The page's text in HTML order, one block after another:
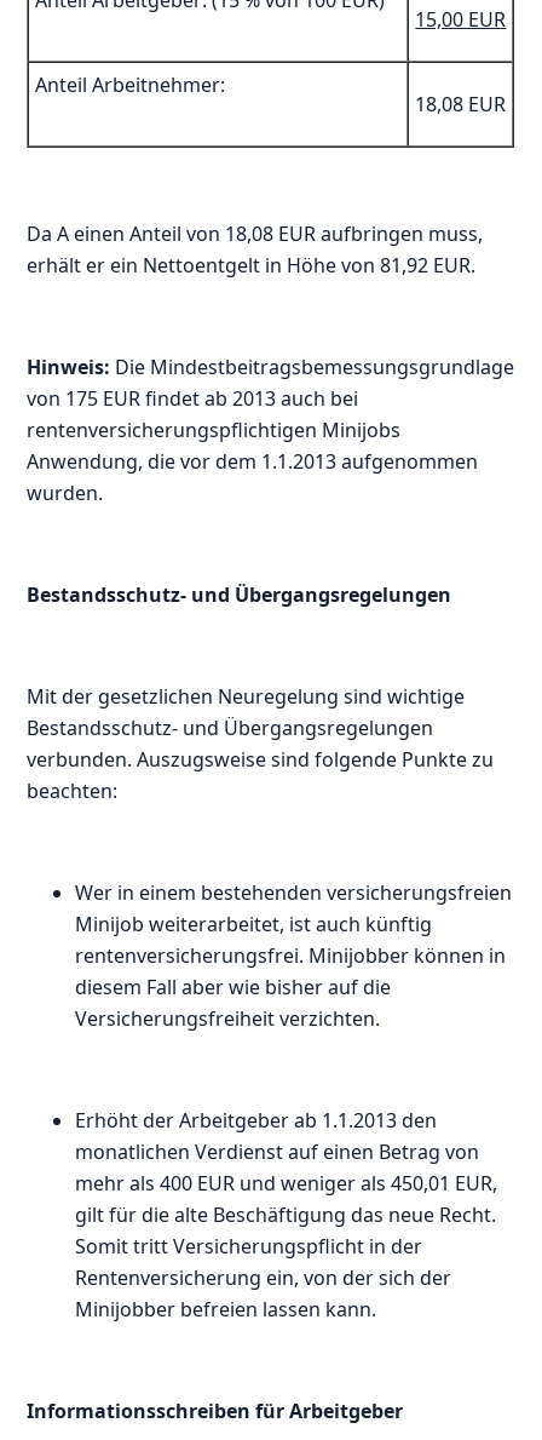
15,00 EUR
Anteil Arbeitnehmer:
18,08 EUR
Da A einen Anteil von 18,08 EUR aufbringen muss,
erhält er ein Nettoentgelt in Höhe von 81,92 EUR.
Hinweis: Die Mindestbeitragsbemessungsgrundlage
von 175 EUR findet ab 2013 auch bei
rentenversicherungspflichtigen Minijobs
Anwendung, die vor dem 1.1.2013 aufgenommen
wurden.
Bestandsschutz- und Übergangsregelungen
Mit der gesetzlichen Neuregelung sind wichtige
Bestandsschutz- und Übergangsregelungen
verbunden. Auszugsweise sind folgende Punkte zu
beachten:
Wer in einem bestehenden versicherungsfreien
Minijob weiterarbeitet, ist auch künftig
rentenversicherungsfrei. Minijobber können in
diesem Fall aber wie bisher auf die
Versicherungsfreiheit verzichten.
Erhöht der Arbeitgeber ab 1.1.2013 den
monatlichen Verdienst auf einen Betrag von
mehr als 400 EUR und weniger als 450,01 EUR,
gilt für die alte Beschäftigung das neue Recht.
Somit tritt Versicherungspflicht in der
Rentenversicherung ein, von der sich der
Minijobber befreien lassen kann.
Informationsschreiben für Arbeitgeber